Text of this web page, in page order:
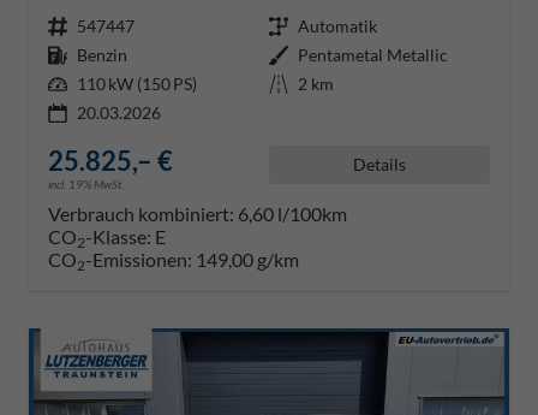
Fahrzeugnr. 547447 Getriebe Automatik
Kraftstoff Benzin Außenfarbe Pentametal Metallic
Leistung 110 kW (150 PS) Kilometerstand 2 km
20.03.2026
25.825,– €
incl. 19% MwSt.
Details
Verbrauch kombiniert: 6,60 l/100km
CO2-Klasse: E
CO2-Emissionen: 149,00 g/km